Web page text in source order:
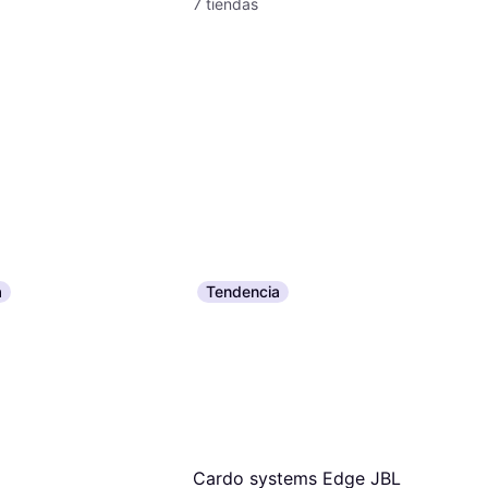
Tendencia
Cardo systems Edge JBL